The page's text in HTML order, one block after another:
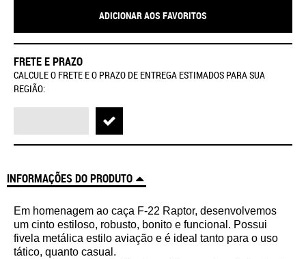
ADICIONAR AOS FAVORITOS
FRETE E PRAZO
CALCULE O FRETE E O PRAZO DE ENTREGA ESTIMADOS PARA SUA
REGIÃO:
INFORMAÇÕES DO PRODUTO
Em homenagem ao caça F-22 Raptor, desenvolvemos
um cinto estiloso, robusto, bonito e funcional. Possui
fivela metálica estilo aviação e é ideal tanto para o uso
tático, quanto casual.